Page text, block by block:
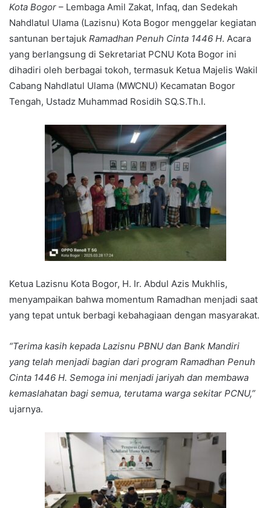
Kota Bogor – Lembaga Amil Zakat, Infaq, dan Sedekah
Nahdlatul Ulama (Lazisnu) Kota Bogor menggelar kegiatan
santunan bertajuk Ramadhan Penuh Cinta 1446 H. Acara
yang berlangsung di Sekretariat PCNU Kota Bogor ini
dihadiri oleh berbagai tokoh, termasuk Ketua Majelis Wakil
Cabang Nahdlatul Ulama (MWCNU) Kecamatan Bogor
Tengah, Ustadz Muhammad Rosidih SQ.S.Th.I.
Ketua Lazisnu Kota Bogor, H. Ir. Abdul Azis Mukhlis,
menyampaikan bahwa momentum Ramadhan menjadi saat
yang tepat untuk berbagi kebahagiaan dengan masyarakat.
“Terima kasih kepada Lazisnu PBNU dan Bank Mandiri
yang telah menjadi bagian dari program Ramadhan Penuh
Cinta 1446 H. Semoga ini menjadi jariyah dan membawa
kemaslahatan bagi semua, terutama warga sekitar PCNU,”
ujarnya.